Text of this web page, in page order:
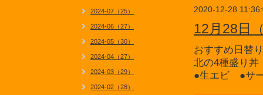
2020-12-28
12月28日
おすすめ日替
北の4種盛り丼
●生エビ ●サ
2024-07（25）
2024-06（27）
2024-05（30）
2024-04（27）
2024-03（29）
2024-02（28）